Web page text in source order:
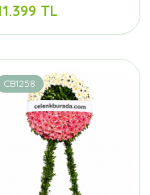
TL
CB1258